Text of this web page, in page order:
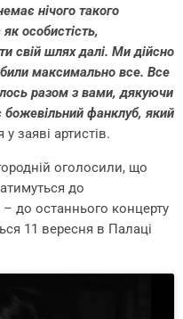
нічого такого
особистість,
свій шлях далі. Ми дійсно
максимально все. Все
разом з вами, дякуючи
фанклуб, який
заяві артистів.
оголосили, що
до
– до останнього концерту
11 вересня в Палаці